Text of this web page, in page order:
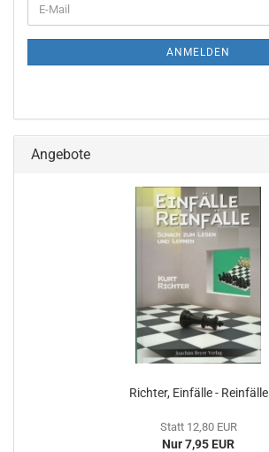
ZUR
E-
Mail
ANMELDEN
Angebote
Richter, Einfälle - Reinfälle
Statt 12,80 EUR
Nur 7,95 EUR